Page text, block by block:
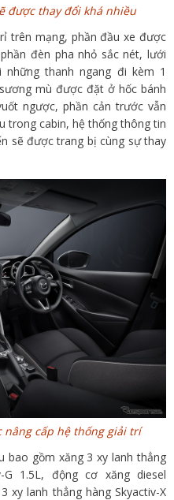
được thay đổi khá nhiều
trên mạng, phần đầu xe được
đèn pha nhỏ sắc nét, lưới
thanh ngang đi kèm 1
mù được đặt ở hốc bánh
ngược, phần cản trước vẫn
trong cabin, hệ thống thông tin
sẽ được trang bị cùng sự thay
nâng cấp hệ thống giải trí
bao gồm xăng 3 xy lanh thẳng
G 1.5L, động cơ xăng diesel
xy lanh thẳng hàng Skyactiv-X